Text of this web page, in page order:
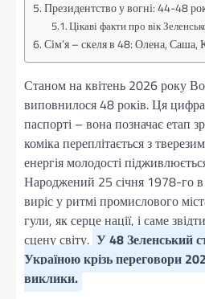
Президентство у вогні: 44-48
Цікаві факти про вік
Сім’я – скеля в 48: Олена, Саша,
Станом на квітень 2026 року
виповнилося 48 років. Ця
паспорті – вона позначає етап
коміка переплітається з
енергія молодості
Народжений 25 січня 1978-го в
виріс у ритмі промислового
гули, як серце нації, і саме
сцену світу. У 48 Зеленський
Україною крізь переговори
виклики.